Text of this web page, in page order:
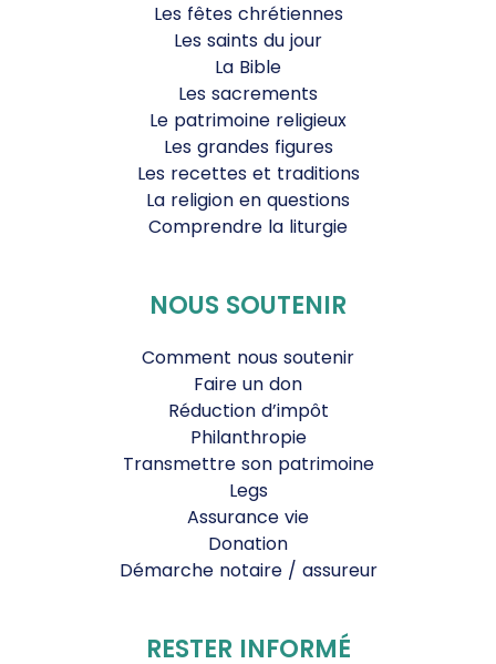
Les fêtes chrétiennes
Les saints du jour
La Bible
Les sacrements
Le patrimoine religieux
Les grandes figures
Les recettes et traditions
La religion en questions
Comprendre la liturgie
NOUS SOUTENIR
Comment nous soutenir
Faire un don
Réduction d’impôt
Philanthropie
Transmettre son patrimoine
Legs
Assurance vie
Donation
Démarche notaire / assureur
RESTER INFORMÉ